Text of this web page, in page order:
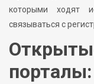
которыми ходят
связываться с